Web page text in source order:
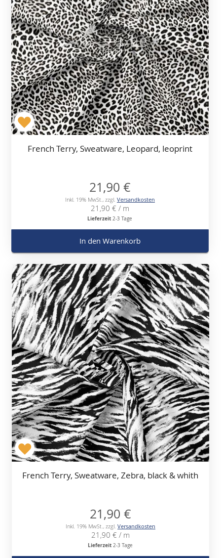
French Terry, Sweatware, Leopard, leoprint
21,90 €
Inkl. 19% MwSt., zzgl. Versandkosten
21,90 € / m
Lieferzeit 2-3 Tage
In den Warenkorb
French Terry, Sweatware, Zebra, black & whith
21,90 €
Inkl. 19% MwSt., zzgl. Versandkosten
21,90 € / m
Lieferzeit 2-3 Tage